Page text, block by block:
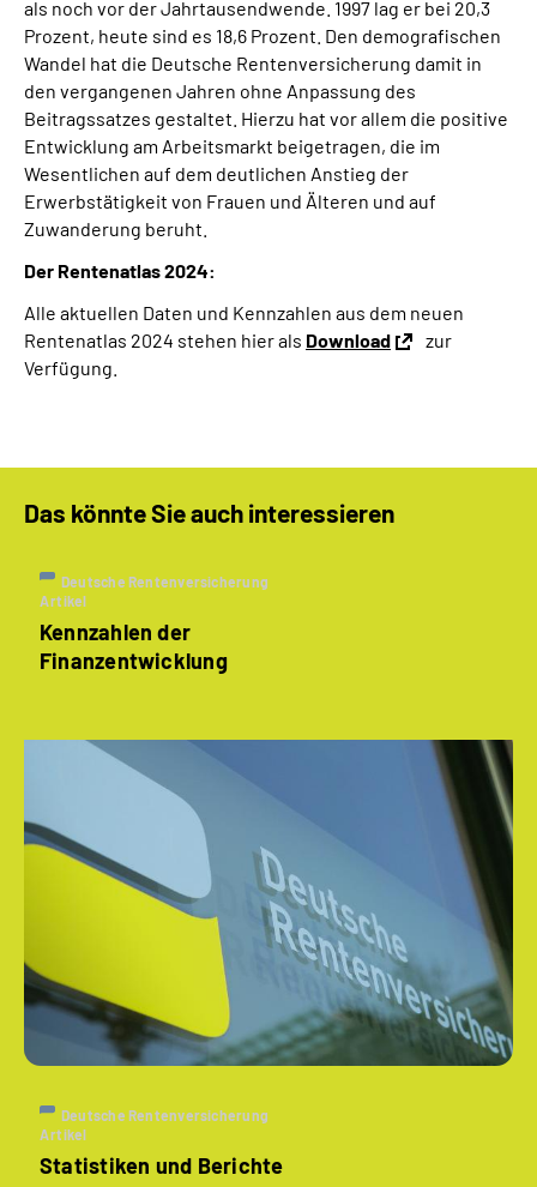
als noch vor der Jahrtausendwende. 1997 lag er bei 20,3
Prozent, heute sind es 18,6 Prozent. Den demografischen
Wandel hat die Deutsche Rentenversicherung damit in
den vergangenen Jahren ohne Anpassung des
Beitragssatzes gestaltet. Hierzu hat vor allem die positive
Entwicklung am Arbeitsmarkt beigetragen, die im
Wesentlichen auf dem deutlichen Anstieg der
Erwerbstätigkeit von Frauen und Älteren und auf
Zuwanderung beruht.
Der Rentenatlas 2024:
Alle aktuellen Daten und Kennzahlen aus dem neuen
Rentenatlas 2024 stehen hier als Download
zur
Verfügung.
Das könnte Sie auch interessieren
Deutsche Rentenversicherung
Artikel
Kennzahlen der
Finanzentwicklung
Deutsche Rentenversicherung
Artikel
Statistiken und Berichte